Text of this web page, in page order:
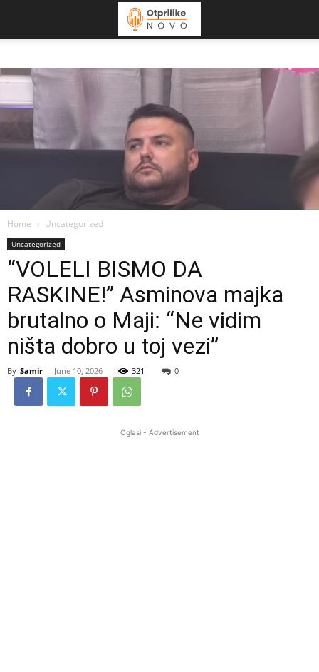
Home Uncategorized
Uncategorized
“VOLELI BISMO DA
RASKINE!” Asminova majka
brutalno o Maji: “Ne vidim
ništa dobro u toj vezi”
By Samir - June 10, 2026 321 0
Oglasi - Advertisement